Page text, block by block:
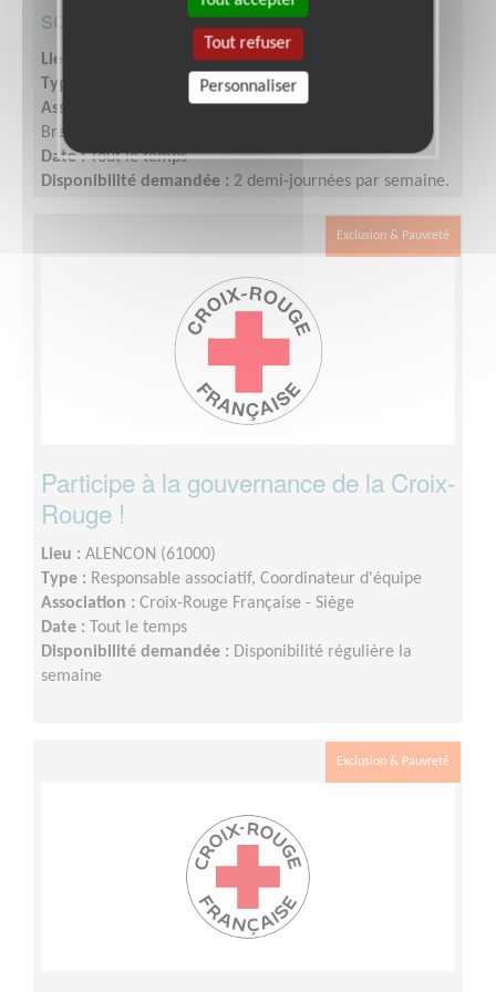
solidaire
Lieu :
Type :
Accueil, Information
Association :
Croix-Rouge Française - Unité Locale de
Brest
Date :Tout le temps
Disponibilité demandée : 2 demi-journées par semaine.
Exclusion & Pauvreté
Participe à la gouvernance de la Croix-
Rouge !
Lieu : ALENCON (61000)
Type : Responsable associatif, Coordinateur d'équipe
Association : Croix-Rouge Française - Siège
Date : Tout le temps
Disponibilité demandée : Disponibilité régulière la
semaine
Exclusion & Pauvreté
Tout refuser
Personnaliser